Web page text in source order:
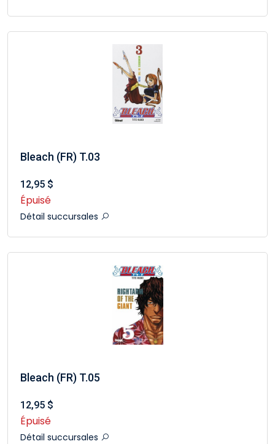
Bleach (FR) T.03
12,95 $
Épuisé
Détail succursales
Bleach (FR) T.05
12,95 $
Épuisé
Détail succursales